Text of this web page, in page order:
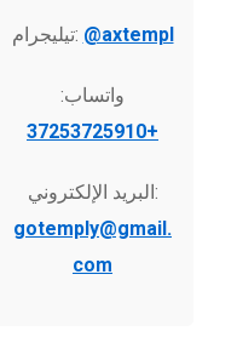
تيليجرام: @axtempl
واتساب:
+37253725910
البريد الإلكتروني:
gotemply@gmail.
com